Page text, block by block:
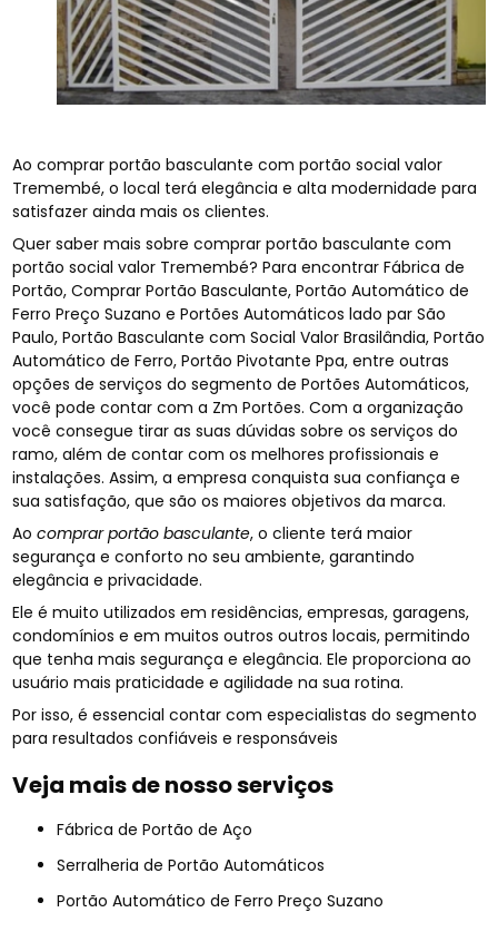
Ao comprar portão basculante com portão social valor
Tremembé, o local terá elegância e alta modernidade para
satisfazer ainda mais os clientes.
Quer saber mais sobre comprar portão basculante com
portão social valor Tremembé? Para encontrar Fábrica de
Portão, Comprar Portão Basculante, Portão Automático de
Ferro Preço Suzano e Portões Automáticos lado par São
Paulo, Portão Basculante com Social Valor Brasilândia, Portão
Automático de Ferro, Portão Pivotante Ppa, entre outras
opções de serviços do segmento de Portões Automáticos,
você pode contar com a Zm Portões. Com a organização
você consegue tirar as suas dúvidas sobre os serviços do
ramo, além de contar com os melhores profissionais e
instalações. Assim, a empresa conquista sua confiança e
sua satisfação, que são os maiores objetivos da marca.
Aocomprar portão basculante, o cliente terá maior
segurança e conforto no seu ambiente, garantindo
elegância e privacidade.
Ele é muito utilizados em residências, empresas, garagens,
condomínios e em muitos outros outros locais, permitindo
que tenha mais segurança e elegância. Ele proporciona ao
usuário mais praticidade e agilidade na sua rotina.
Por isso, é essencial contar com especialistas do segmento
para resultados confiáveis e responsáveis
Veja mais de nosso serviços
Fábrica de Portão de Aço
Serralheria de Portão Automáticos
Portão Automático de Ferro Preço Suzano